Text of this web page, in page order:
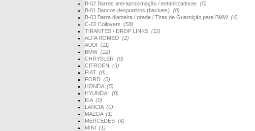
B-02 Barras anti-aproximação / estabilizadoras (5)
B-01 Bancos desportivos (backets) (0)
B-03 Barra dianteira / grade / Tiras de Guarnição para BMW (4)
C-02 Coilovers (58)
TIRANTES / DROP LINKS (11)
ALFA ROMEO (2)
AUDI (11)
BMW (12)
CHRYSLER (0)
CITROEN (3)
FIAT (0)
FORD (5)
HONDA (5)
HYUNDAI (0)
KIA (0)
LANCIA (0)
MAZDA (1)
MERCEDES (4)
MINI (1)